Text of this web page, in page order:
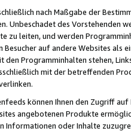
nach Maßgabe der
Unbeschadet des Vorstehenden
zu leiten, und werden
auf andere Websites als
den Programminhalten stehen,
mit der betreffenden
können Ihnen den Zugriff
angebotenen Produkte
Informationen oder Inhalte